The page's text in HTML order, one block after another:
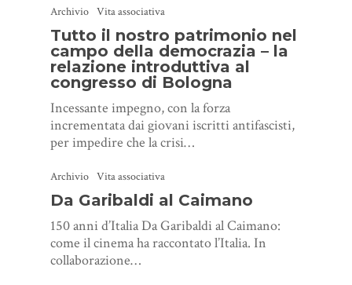
Archivio Vita associativa
Tutto il nostro patrimonio nel
campo della democrazia – la
relazione introduttiva al
congresso di Bologna
Incessante impegno, con la forza
incrementata dai giovani iscritti antifascisti,
per impedire che la crisi…
Archivio Vita associativa
Da Garibaldi al Caimano
150 anni d’Italia Da Garibaldi al Caimano:
come il cinema ha raccontato l’Italia. In
collaborazione…